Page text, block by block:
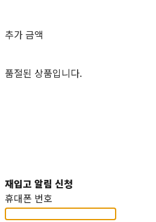
추가 금액
품절된 상품입니다.
재입고 알림 신청
휴대폰 번호